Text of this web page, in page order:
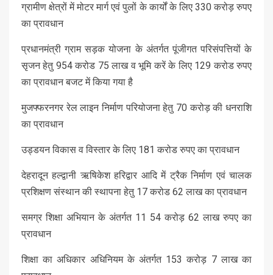
ग्रामीण क्षेत्रों में मोटर मार्ग एवं पुलों के कार्यों के लिए 330 करोड़ रुपए
का प्रावधान
प्रधानमंत्री ग्राम सड़क योजना के अंतर्गत पूंजीगत परिसंपत्तियों के
सृजन हेतु 954 करोड 75 लाख व भूमि करें के लिए 129 करोड रुपए
का प्रावधान बजट में किया गया है
मुजफ्फरनगर रेल लाइन निर्माण परियोजना हेतु 70 करोड़ की धनराशि
का प्रावधान
उड्डयन विकास व विस्तार के लिए 181 करोड रुपए का प्रावधान
देहरादून हल्द्वानी ऋषिकेश हरिद्वार आदि में ट्रैक निर्माण एवं चालक
प्रशिक्षण संस्थान की स्थापना हेतु 17 करोड 62 लाख का प्रावधान
समग्र शिक्षा अभियान के अंतर्गत 11 54 करोड़ 62 लाख रुपए का
प्रावधान
शिक्षा का अधिकार अधिनियम के अंतर्गत 153 करोड़ 7 लाख का